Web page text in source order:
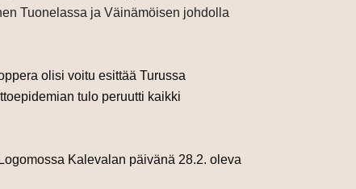
Tuonelassa ja Väinämöisen johdolla
olisi voitu esittää Turussa
tulo peruutti kaikki
Kalevalan päivänä 28.2. oleva